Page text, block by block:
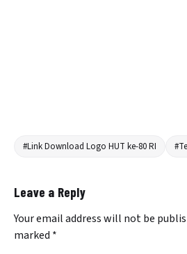
#Link Download Logo HUT ke-80 RI
Leave a Reply
Your email address will not be
marked *